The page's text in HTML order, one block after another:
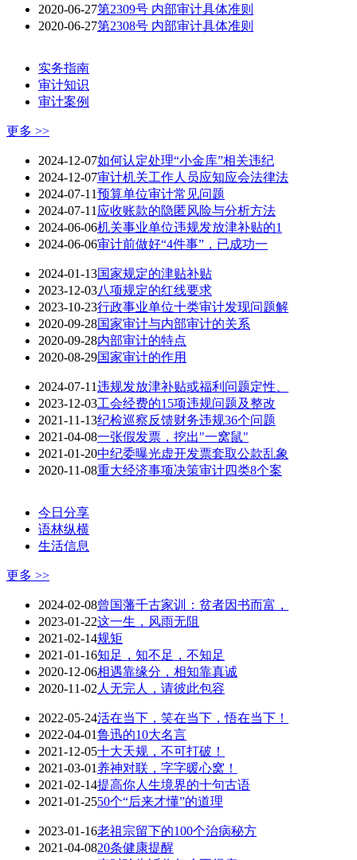
2020-06-27第2309号 内部审计具体准则
2020-06-27第2308号 内部审计具体准则
实务指南
审计知识
审计案例
更多 >>
2024-12-07如何认定处理“小金库”相关违纪
2024-12-07审计机关工作人员应知应会法律法
2024-07-11预算单位审计常见问题
2024-07-11 应收账款的隐匿风险与分析方法
2024-06-06机关事业单位违规发放津补贴的1
2024-06-06审计前做好“4件事”，已成功一
2024-01-13国家规定的津贴补贴
2023-12-03八项规定的红线要求
2023-10-23行政事业单位十类审计发现问题解
2020-09-28国家审计与内部审计的关系
2020-09-28内部审计的特点
2020-08-29国家审计的作用
2024-07-11违规发放津补贴或福利问题定性、
2023-12-03工会经费的15项违规问题及整改
2021-11-13纪检巡察反馈财务违规36个问题
2021-04-08一张假发票，挖出"一窝鼠"
2021-01-20中纪委曝光虚开发票套取公款乱象
2020-11-08重大经济事项决策审计四类8个案
今日分享
语林纵横
生活信息
更多 >>
2024-02-08曾国藩千古家训：贫者因书而富，
2023-01-22这一生，风雨无阻
2021-02-14规矩
2021-01-16知足，知不足，不知足
2020-12-06相遇靠缘分，相知靠真诚
2020-11-02 人无完人，请彼此包容
2022-05-24活在当下，笑在当下，悟在当下！
2022-04-01鲁迅的10大名言
2021-12-05十大天规，不可打破！
2021-03-01 养神对联，字字暖心窝！
2021-02-14提高你人生境界的十句古语
2021-01-2550个“后来才懂”的道理
2023-01-16老祖宗留下的100个治病秘方
2021-04-0820条健康提醒